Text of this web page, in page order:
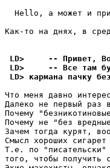
Hello, а может и
Как-то на днях, в
LD>     -- Привет,
LD>     -- Все там
LD> кармана пачку
Что меня давно
Далеко не первый раз
Почему
Почему не "без
Зачем тогда куpят,
Смысл хороших
Т.е. по "писательски"
того, чтобы получить